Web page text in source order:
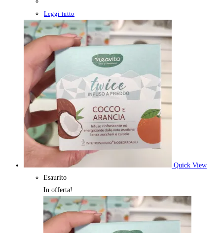
era:
6,50€.5,85€.
Leggi tutto
Quick View
Esaurito
In offerta!